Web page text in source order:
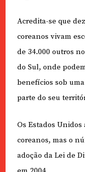
Acredita-se que
coreanos vivam
de 34.000 outros
do Sul, onde
benefícios sob
parte do seu
Os Estados
coreanos, mas o
adoção da Lei de